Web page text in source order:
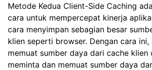
Metode Kedua Client-Side Caching
cara untuk mempercepat kinerja
cara menyimpan sebagian besar
klien seperti browser. Dengan cara
memuat sumber daya dari cache klien
meminta dan memuat sumber daya